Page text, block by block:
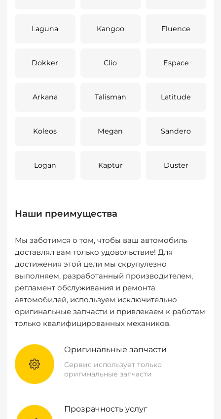
Laguna Kangoo Fluence
Dokker Clio Espace
Arkana Talisman Latitude
Koleos Megan Sandero
Logan Kaptur Duster
Наши преимущества
Мы заботимся о том, чтобы ваш автомобиль
доставлял вам только удовольствие! Для
достижения этой цели мы скрупулезно
выполняем, разработанный производителем,
регламент обслуживания и ремонта
автомобилей, используем исключительно
оригинальные запчасти и привлекаем к работам
только квалифицированных механиков.
Оригинальные запчасти
Сервис использует только
оригинальные запчасти
Прозрачность услуг